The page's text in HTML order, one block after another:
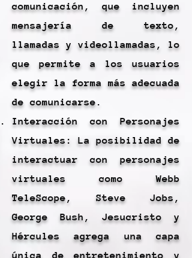
comunicación, que incluyen
mensajería de texto,
llamadas y videollamadas, lo
que permite a los usuarios
elegir la forma más adecuada
de comunicarse.
Interacción con Personajes
Virtuales: La posibilidad de
interactuar con personajes
virtuales como Webb
TeleScope, Steve Jobs,
George Bush, Jesucristo y
Hércules agrega una capa
única de entretenimiento y